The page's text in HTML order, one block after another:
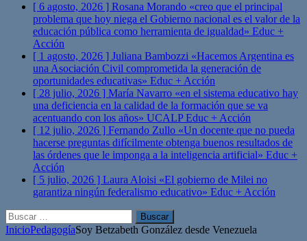
[ 6 agosto, 2026 ] Rosana Morando «creo que el principal
problema que hoy niega el Gobierno nacional es el valor de la
educación pública como herramienta de igualdad» Educ +
Acción
[ 1 agosto, 2026 ] Juliana Bambozzi «Hacemos Argentina es
una Asociación Civil comprometida la generación de
oportunidades educativas» Educ + Acción
[ 28 julio, 2026 ] María Navarro «en el sistema educativo hay
una deficiencia en la calidad de la formación que se va
acentuando con los años» UCALPEduc + Acción
[ 12 julio, 2026 ] Fernando Zullo «Un docente que no pueda
hacerse preguntas difícilmente obtenga buenos resultados de
las órdenes que le imponga a la inteligencia artificial» Educ +
Acción
[ 5 julio, 2026 ] Laura Aloisi «El gobierno de Milei no
garantiza ningún federalismo educativo» Educ + Acción
Buscar:
InicioPedagogíaSoy Betzabeth González desde Venezuela